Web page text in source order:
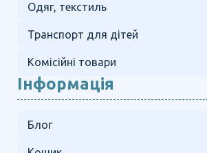
Одяг, текстиль
Транспорт для дітей
Комісійні товари
Інформація
Блог